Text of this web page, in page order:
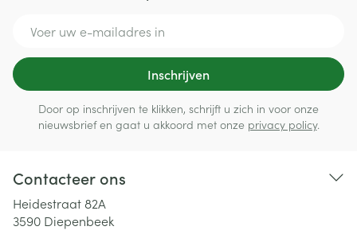
Inschrijven
Door op inschrijven te klikken, schrijft u zich in voor onze
nieuwsbrief en gaat u akkoord met onze privacy policy.
Contacteer ons
Heidestraat 82A
3590 Diepenbeek